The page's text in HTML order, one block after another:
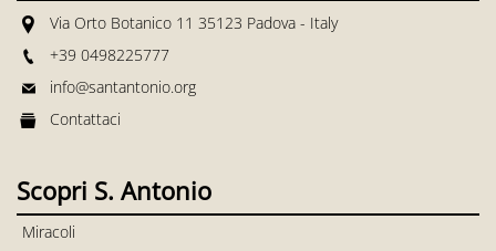
Via Orto Botanico 11 35123 Padova - Italy
+39 0498225777
info@santantonio.org
Contattaci
Scopri S. Antonio
Miracoli